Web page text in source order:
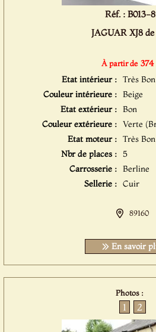
Réf. : B013-
JAGUAR XJ8 de
À partir de
Etat intérieur : Très Bon
Couleur intérieure : Beige
Etat extérieur : Bon
Couleur extérieure : Verte
Etat moteur : Très Bon
Nbr de places :
5
Carrosserie : Berline
Sellerie : Cuir
89160
En savoir
Photos :
1 2